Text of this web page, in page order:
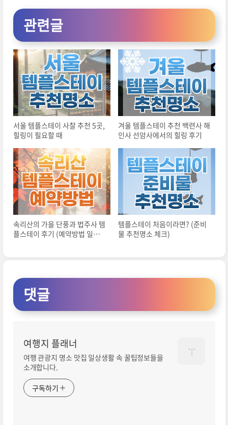
관련글
서울 템플스테이 사찰 추천 5곳,
힐링이 필요할 때
겨울 템플스테이 추천 백련사 해
인사 선암사에서의 힐링 후기
속리산의 가을 단풍과 법주사 템
플스테이 후기 (예약방법 일정
템플스테이 처음이라면? (준비
물 추천명소 체크)
댓글
여행지 플래너
여행 관광지 명소 맛집 일상생활 속 꿀팁정보들을
소개합니다.
구독하기